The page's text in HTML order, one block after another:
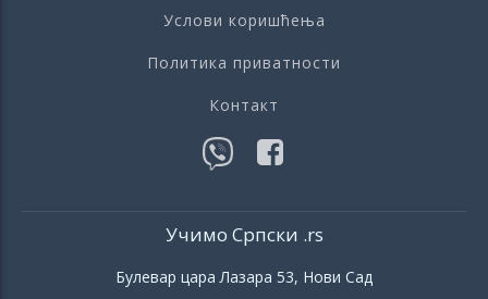
Услови коришћења
Политика приватности
Контакт
Учимо Српски .rs
Булевар цара Лазара 53, Нови Сад